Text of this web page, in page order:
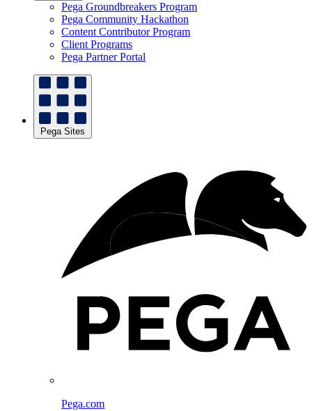
Pega Groundbreakers Program
Pega Community Hackathon
Content Contributor Program
Client Programs
Pega Partner Portal
Pega Sites
Pega.com